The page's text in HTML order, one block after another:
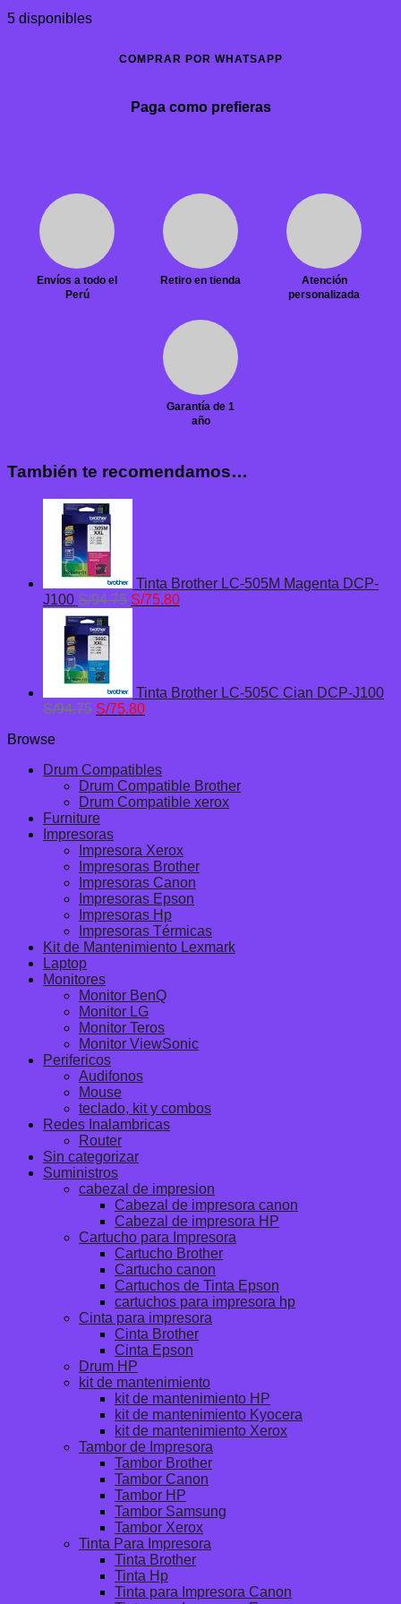
5 disponibles
COMPRAR POR WHATSAPP
Paga como prefieras
Envíos a todo el
Perú
Retiro en tienda
Atención
personalizada
Garantía de 1
año
También te recomendamos…
Tinta Brother LC-505M Magenta DCP-
J100 S/94.75 El
S/75.80El
Tinta Brother LC-505C Cian DCP-J100
S/94.75 El
S/94.75.
S/75.80El
S/75.80.
Browse
Drum Compatibles
Drum Compatible Brother
Drum Compatible xerox
Furniture
Impresoras
Impresora Xerox
Impresoras Brother
Impresoras Canon
Impresoras Epson
Impresoras Hp
Impresoras Térmicas
Kit de Mantenimiento Lexmark
Laptop
Monitores
Monitor BenQ
Monitor LG
Monitor Teros
Monitor ViewSonic
Perifericos
Audifonos
Mouse
teclado, kit y combos
Redes Inalambricas
Router
Sin categorizar
Suministros
cabezal de impresion
Cabezal de impresora canon
Cabezal de impresora HP
Cartucho para Impresora
Cartucho Brother
Cartucho canon
Cartuchos de Tinta Epson
cartuchos para impresora hp
Cinta para impresora
Cinta Brother
Cinta Epson
Drum HP
kit de mantenimiento
kit de mantenimiento HP
kit de mantenimiento Kyocera
kit de mantenimiento Xerox
Tambor de Impresora
Tambor Brother
Tambor Canon
Tambor HP
Tambor Samsung
Tambor Xerox
Tinta Para Impresora
Tinta Brother
Tinta Hp
Tinta para Impresora Canon